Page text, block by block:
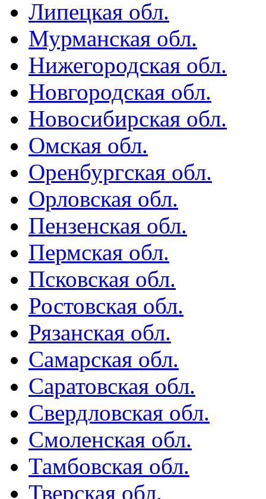
Липецкая обл.
Мурманская обл.
Нижегородская обл.
Новгородская обл.
Новосибирская обл.
Омская обл.
Оренбургская обл.
Орловская обл.
Пензенская обл.
Пермская обл.
Псковская обл.
Ростовская обл.
Рязанская обл.
Самарская обл.
Саратовская обл.
Свердловская обл.
Смоленская обл.
Тамбовская обл.
Тверская обл.